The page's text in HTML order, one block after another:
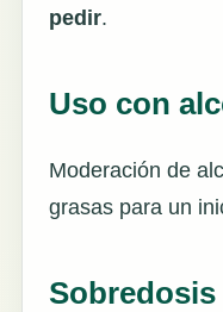
pedir.
Uso con
Moderación de
grasas para un